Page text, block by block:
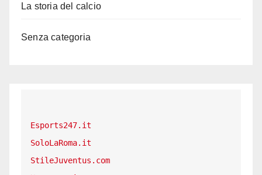
La storia del calcio
Senza categoria
Esports247.it
SoloLaRoma.it
StileJuventus.com